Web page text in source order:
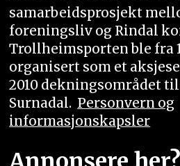
samarbeidsprosjekt
foreningsliv og Rindal
Trollheimsporten ble fra
organisert som et
2010 dekningsområdet
Surnadal. Personvern og
informasjonskapsler